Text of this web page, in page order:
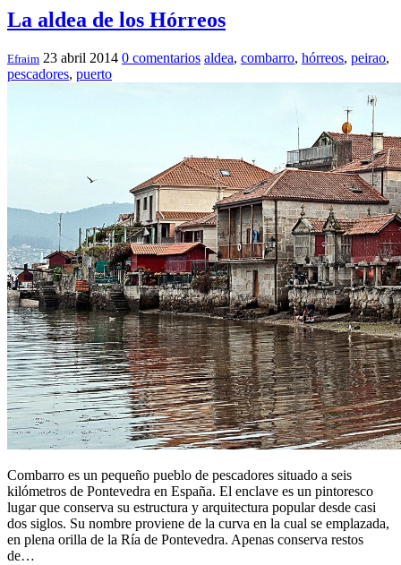
La aldea de los Hórreos
Efraim 23 abril 2014 0 comentarios aldea, combarro, hórreos, peirao,
pescadores, puerto
Combarro es un pequeño pueblo de pescadores situado a seis
kilómetros de Pontevedra en España. El enclave es un pintoresco
lugar que conserva su estructura y arquitectura popular desde casi
dos siglos. Su nombre proviene de la curva en la cual se emplazada,
en plena orilla de la Ría de Pontevedra. Apenas conserva restos
de…